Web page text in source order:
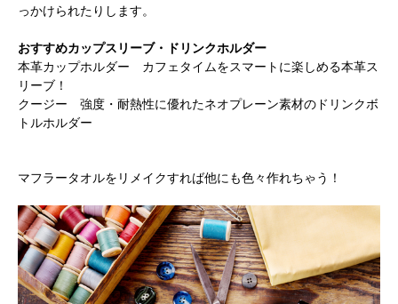
っかけられたりします。
おすすめカップスリーブ・ドリンクホルダー
本革カップホルダー カフェタイムをスマートに楽しめる本革ス
リーブ！
クージー 強度・耐熱性に優れたネオプレーン素材のドリンクボ
トルホルダー
マフラータオルをリメイクすれば他にも色々作れちゃう！